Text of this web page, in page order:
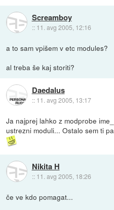
Screamboy
:: 11. avg 2005, 12:16
a to sam vpišem v etc modules?
al treba še kaj storiti?
Daedalus
:: 11. avg 2005, 13:17
Ja najprej lahko z modprobe
ustrezni moduli... Ostalo sem ti
Nikita H
:: 11. avg 2005, 18:26
če ve kdo pomagat...